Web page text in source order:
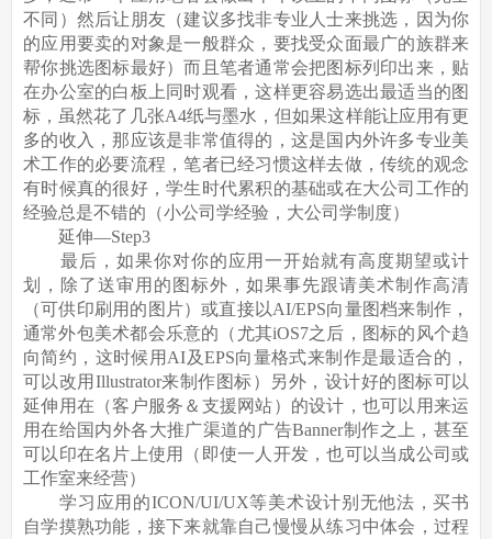
不同）然后让朋友（建议多找非专业人士来挑选，因为你
的应用要卖的对象是一般群众，要找受众面最广的族群来
帮你挑选图标最好）而且笔者通常会把图标列印出来，贴
在办公室的白板上同时观看，这样更容易选出最适当的图
标，虽然花了几张A4纸与墨水，但如果这样能让应用有更
多的收入，那应该是非常值得的，这是国内外许多专业美
术工作的必要流程，笔者已经习惯这样去做，传统的观念
有时候真的很好，学生时代累积的基础或在大公司工作的
经验总是不错的（小公司学经验，大公司学制度）
延伸—Step3
最后，如果你对你的应用一开始就有高度期望或计
划，除了送审用的图标外，如果事先跟请美术制作高清
（可供印刷用的图片）或直接以AI/EPS向量图档来制作，
通常外包美术都会乐意的（尤其iOS7之后，图标的风个趋
向简约，这时候用AI及EPS向量格式来制作是最适合的，
可以改用Illustrator来制作图标）另外，设计好的图标可以
延伸用在（客户服务＆支援网站）的设计，也可以用来运
用在给国内外各大推广渠道的广告Banner制作之上，甚至
可以印在名片上使用（即使一人开发，也可以当成公司或
工作室来经营）
学习应用的ICON/UI/UX等美术设计别无他法，买书
自学摸熟功能，接下来就靠自己慢慢从练习中体会，过程